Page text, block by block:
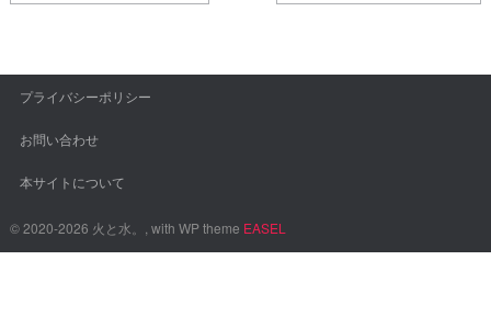
プライバシーポリシー
お問い合わせ
本サイトについて
© 2020-2026 火と水。, with WP theme EASEL